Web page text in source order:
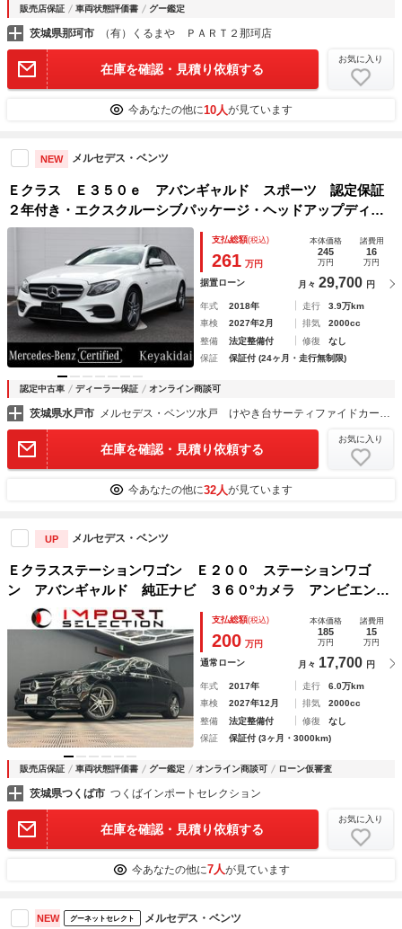
販売店保証 車両状態評価書 グー鑑定
茨城県那珂市 （有）くるまや ＰＡＲＴ２那珂店
在庫を確認・見積り依頼する
お気に入り
今あなたの他に10人が見ています
NEW メルセデス・ベンツ
Ｅクラス Ｅ３５０ｅ アバンギャルド スポーツ 認定保証
２年付き・エクスクルーシブパッケージ・ヘッドアップディス
プレイ・Ｂｕｒｍｅｓｔｅｒサラウンドサウンドシステム・エ
アバランスパッケージ
支払総額(税込)
261 万円
本体価格
245
万円
諸費用
16
万円
据置ローン 月々 29,700 円
年式 2018年 走行
3.9万km
車検
2027年2月 排気
2000cc
整備
法定整備付 修復
なし
保証
保証付 (24ヶ月・走行無制限)
認定中古車 ディーラー保証 オンライン商談可
茨城県水戸市 メルセデス・ベンツ水戸 けやき台サーティファイドカー・センター 茨城ヤナセ（株）
在庫を確認・見積り依頼する
お気に入り
今あなたの他に32人が見ています
UP メルセデス・ベンツ
Ｅクラスステーションワゴン Ｅ２００ ステーションワゴ
ン アバンギャルド 純正ナビ ３６０°カメラ アンビエント
ライト アダプティブクルーズコントロール シートヒータ
ー パワーシート パワーバックドア フルセグＴＶ ドラ
レコ 純正１９ＡＷ ＥＴＣ２．０
支払総額(税込)
200 万円
本体価格
185
万円
諸費用
15
万円
通常ローン 月々 17,700 円
年式 2017年 走行
6.0万km
車検
2027年12月 排気
2000cc
整備
法定整備付 修復
なし
保証
保証付 (3ヶ月・3000km)
販売店保証 車両状態評価書 グー鑑定 オンライン商談可 ローン仮審査
茨城県つくば市 つくばインポートセレクション
在庫を確認・見積り依頼する
お気に入り
今あなたの他に7人が見ています
NEW グーネットセレクト メルセデス・ベンツ